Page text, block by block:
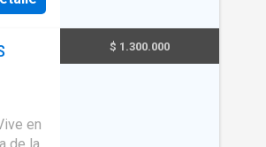
y
2
1
a
en
$ 1.300.000